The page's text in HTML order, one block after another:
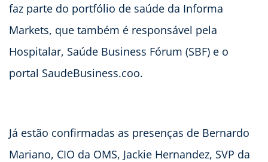
faz parte do portfólio de saúde da Informa
Markets, que também é responsável pela
Hospitalar, Saúde Business Fórum (SBF) e o
portal SaudeBusiness.coo.
Já estão confirmadas as presenças de Bernardo
Mariano, CIO da OMS, Jackie Hernandez, SVP da